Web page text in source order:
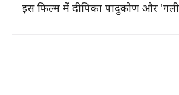
इस फिल्म में दीपिका पादुकोण और